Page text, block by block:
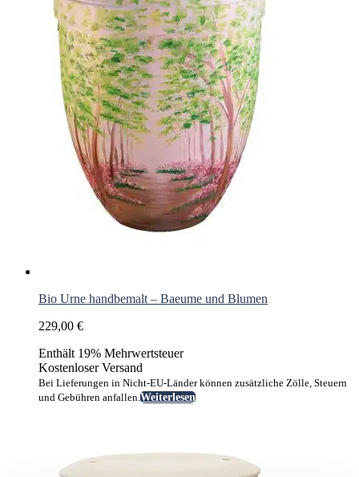
Bio Urne handbemalt – Baeume und Blumen
229,00 €
Enthält 19% Mehrwertsteuer
Kostenloser Versand
Bei Lieferungen in Nicht-EU-Länder können zusätzliche Zölle, Steuern
und Gebühren anfallen.Weiterlesen